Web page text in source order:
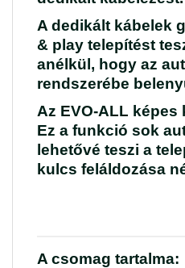
A dedikált kábelek
& play telepítést
anélkül, hogy az
rendszerébe
Az EVO-ALL
Ez a funkció sok
lehetővé teszi a
kulcs feláldozása
A csomag tartalma: